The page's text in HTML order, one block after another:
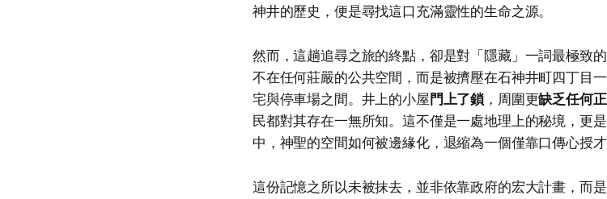
神井的歷史，便是尋找這口充滿靈性的生命之源。
然而，這趟追尋之旅的終點，卻是對「隱藏」一詞最極致
不在任何莊嚴的公共空間，而是被擠壓在石神井町四丁目
宅與停車場之間。井上的小屋門上了鎖 ，周圍更缺乏任何
民都對其存在一無所知。這不僅是一處地理上的秘境，更
中，神聖的空間如何被邊緣化，退縮為一個僅靠口傳心授才
這份記憶之所以未被抹去，並非依靠政府的宏大計畫，而